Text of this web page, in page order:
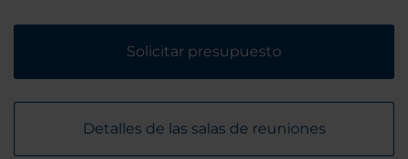
Solicitar presupuesto
Detalles de las salas de reuniones